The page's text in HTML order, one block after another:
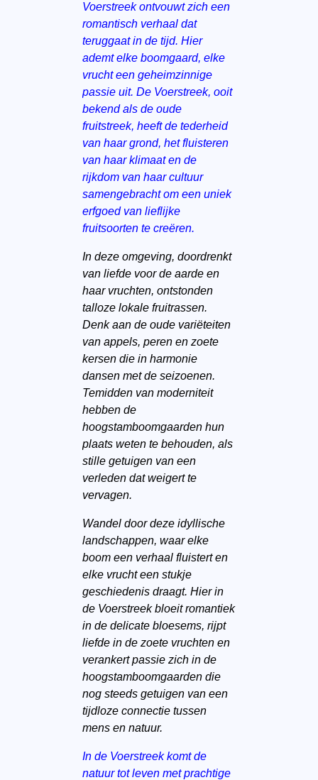
Voerstreek ontvouwt zich een
romantisch verhaal dat
teruggaat in de tijd. Hier
ademt elke boomgaard, elke
vrucht een geheimzinnige
passie uit. De Voerstreek, ooit
bekend als de oude
fruitstreek, heeft de tederheid
van haar grond, het fluisteren
van haar klimaat en de
rijkdom van haar cultuur
samengebracht om een uniek
erfgoed van lieflijke
fruitsoorten te creëren.
In deze omgeving, doordrenkt
van liefde voor de aarde en
haar vruchten, ontstonden
talloze lokale fruitrassen.
Denk aan de oude variëteiten
van appels, peren en zoete
kersen die in harmonie
dansen met de seizoenen.
Temidden van moderniteit
hebben de
hoogstamboomgaarden hun
plaats weten te behouden, als
stille getuigen van een
verleden dat weigert te
vervagen.
Wandel door deze idyllische
landschappen, waar elke
boom een verhaal fluistert en
elke vrucht een stukje
geschiedenis draagt. Hier in
de Voerstreek bloeit romantiek
in de delicate bloesems, rijpt
liefde in de zoete vruchten en
verankert passie zich in de
hoogstamboomgaarden die
nog steeds getuigen van een
tijdloze connectie tussen
mens en natuur.
In de Voerstreek komt de
natuur tot leven met prachtige